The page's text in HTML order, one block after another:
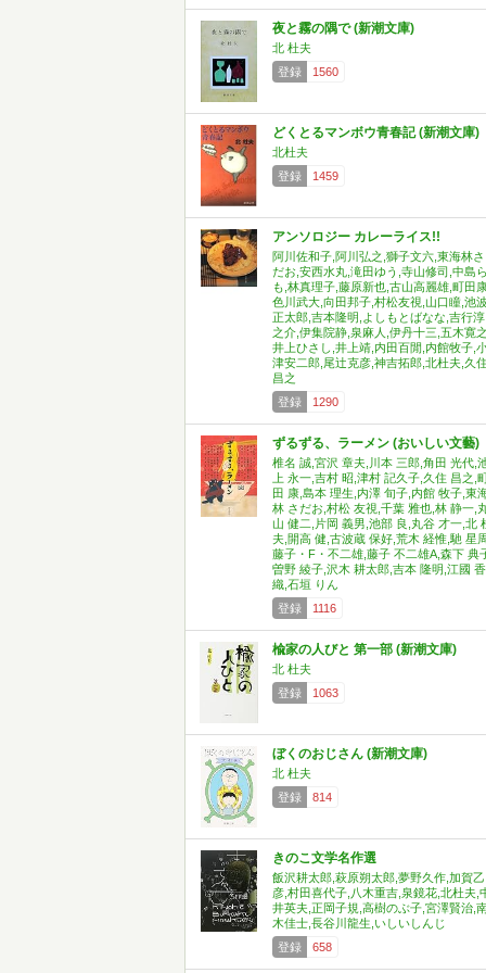
夜と霧の隅で (新潮文庫)
北 杜夫
登録
1560
どくとるマンボウ青春記 (新潮文庫)
北杜夫
登録
1459
アンソロジー カレーライス!!
阿川佐和子,阿川弘之,獅子文六,東海林さ
だお,安西水丸,滝田ゆう,寺山修司,中島ら
も,林真理子,藤原新也,古山高麗雄,町田
色川武大,向田邦子,村松友視,山口瞳,池
正太郎,吉本隆明,よしもとばなな,吉行淳
之介,伊集院静,泉麻人,伊丹十三,五木寛之,
井上ひさし,井上靖,内田百閒,内館牧子,
津安二郎,尾辻克彦,神吉拓郎,北杜夫,久住
昌之
登録
1290
ずるずる、ラーメン (おいしい文藝)
椎名 誠,宮沢 章夫,川本 三郎,角田 光代,
上 永一,吉村 昭,津村 記久子,久住 昌之,
田 康,島本 理生,内澤 旬子,内館 牧子,東
林 さだお,村松 友視,千葉 雅也,林 静一,
山 健二,片岡 義男,池部 良,丸谷 才一,北
夫,開高 健,古波蔵 保好,荒木 経惟,馳 星
藤子・F・不二雄,藤子 不二雄A,森下 典
曽野 綾子,沢木 耕太郎,吉本 隆明,江國 香
織,石垣 りん
登録
1116
楡家の人びと 第一部 (新潮文庫)
北 杜夫
登録
1063
ぼくのおじさん (新潮文庫)
北 杜夫
登録
814
きのこ文学名作選
飯沢耕太郎,萩原朔太郎,夢野久作,加賀乙
彦,村田喜代子,八木重吉,泉鏡花,北杜夫,
井英夫,正岡子規,高樹のぶ子,宮澤賢治,
木佳士,長谷川龍生,いしいしんじ
登録
658